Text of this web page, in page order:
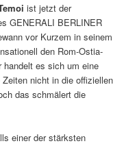
ist jetzt der
GENERALI BERLINER
vor Kurzem in seinem
den Rom-Ostia-
handelt es sich um eine
nicht in die offiziellen
das schmälert die
einer der stärksten